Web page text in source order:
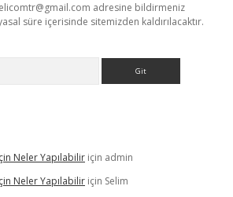
adresine bildirmeniz
süre içerisinde sitemizden kaldırılacaktır.
Neler Yapılabilir için admin
Neler Yapılabilir için Selim